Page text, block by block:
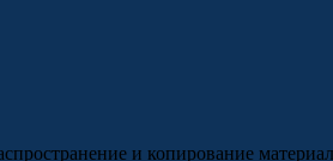
и копирование